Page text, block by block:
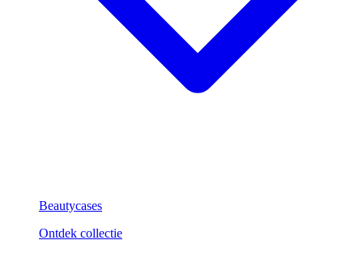
Beautycases
Ontdek collectie